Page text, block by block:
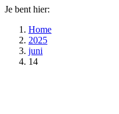
Je bent hier:
Home
2025
juni
14